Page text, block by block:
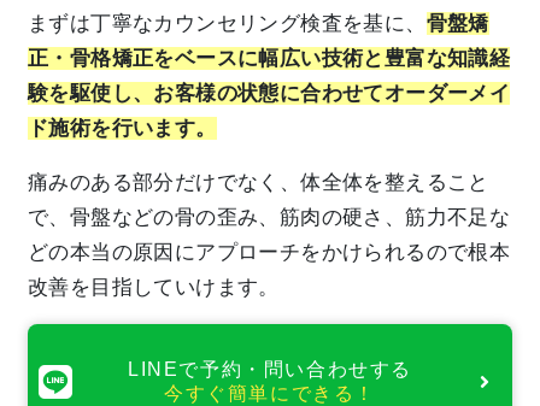
まずは丁寧なカウンセリング検査を基に、 骨盤矯
正・骨格矯正をベースに幅広い技術と豊富な知識経
験を駆使し、お客様の状態に合わせてオーダーメイ
ド施術を行います。
痛みのある部分だけでなく、体全体を整えること
で、骨盤などの骨の歪み、筋肉の硬さ、筋力不足な
どの本当の原因にアプローチをかけられるので根本
改善を目指していけます。
LINEで予約・問い合わせする
今すぐ簡単にできる！